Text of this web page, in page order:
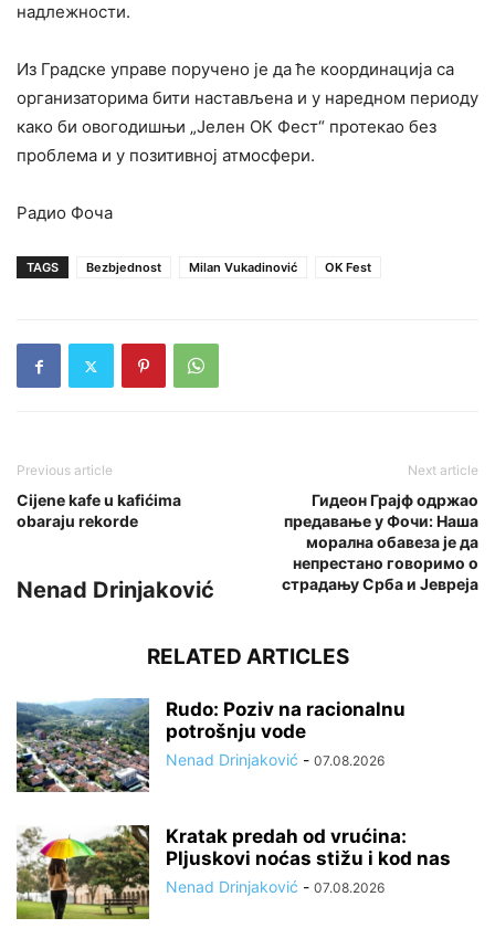
надлежности.
Из Градске управе поручено је да ће координација са
организаторима бити настављена и у наредном периоду
како би овогодишњи „Јелен ОК Фест“ протекао без
проблема и у позитивној атмосфери.
Радио Фоча
TAGS Bezbjednost Milan Vukadinović OK Fest
Previous article
Cijene kafe u kafićima
obaraju rekorde
Next article
Гидеон Грајф одржао
предавање у Фочи: Наша
морална обавеза је да
непрестано говоримо о
страдању Срба и Јевреја
Nenad Drinjaković
RELATED ARTICLES
Rudo: Poziv na racionalnu
potrošnju vode
Nenad Drinjaković - 07.08.2026
Kratak predah od vrućina:
Pljuskovi noćas stižu i kod nas
Nenad Drinjaković - 07.08.2026